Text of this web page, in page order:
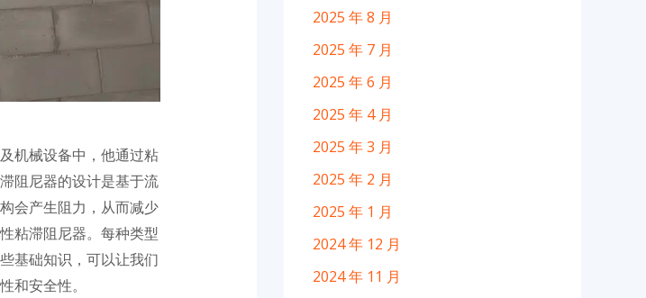
机械设备中，他通过粘
阻尼器的设计是基于流
会产生阻力，从而减少
粘滞阻尼器。每种类型
基础知识，可以让我们
和安全性。
2025 年 8 月
2025 年 7 月
2025 年 6 月
2025 年 4 月
2025 年 3 月
2025 年 2 月
2025 年 1 月
2024 年 12 月
2024 年 11 月